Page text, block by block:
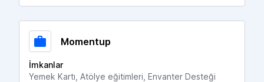
Momentup
İmkanlar
Yemek Kartı, Atölye eğitimleri, Envanter Desteği